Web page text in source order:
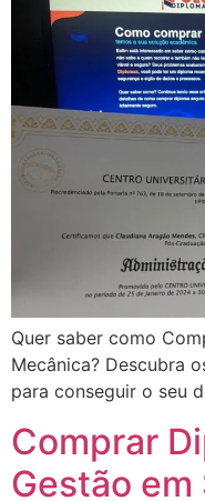
Quer saber como
Mecânica? Descubra
para conseguir o seu
Comprar
Gestão em